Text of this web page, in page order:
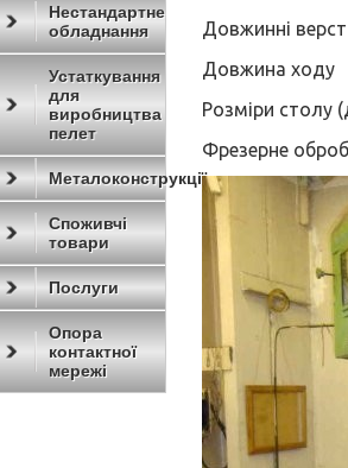
Нестандартне
обладнання
Устаткування
для
виробництва
пелет
Металоконструкції
Споживчі
товари
Послуги
Опора
контактної
мережі
Довжинні
Довжина
Розміри
Фрезерне